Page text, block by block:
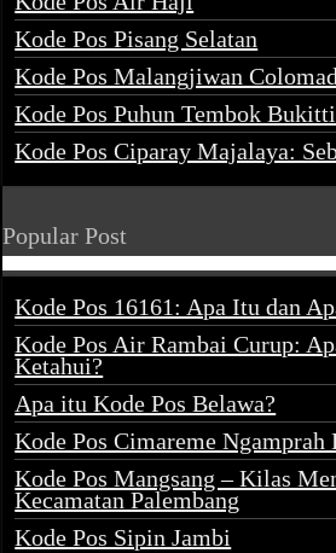
Kode Pos Pisang Selatan
Kode Pos Malangjiwan
Kode Pos Puhun Tembok
Kode Pos Ciparay Majalaya:
Popular Post
Kode Pos 16161: Apa Itu dan
Kode Pos Air Rambai Curup:
Ketahui?
Apa itu Kode Pos Belawa?
Kode Pos Cimareme Ngamprah
Kode Pos Mangsang – Kilas
Kecamatan Palembang
Kode Pos Sipin Jambi